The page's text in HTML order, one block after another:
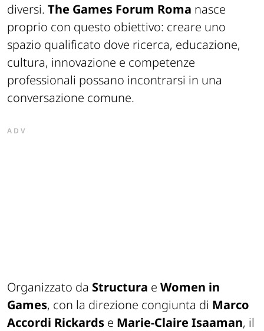
diversi. The Games Forum Roma nasce
proprio con questo obiettivo: creare uno
spazio qualificato dove ricerca, educazione,
cultura, innovazione e competenze
professionali possano incontrarsi in una
conversazione comune.
ADV
Organizzato da Structura e Women in
Games, con la direzione congiunta di Marco
Accordi Rickards e Marie-Claire Isaaman, il